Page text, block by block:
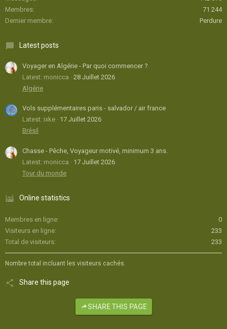
Membres
71 244
Dernier membre
Perdure
Latest posts
Voyager en Algérie - Par quoi commencer ?
Latest: monicca
28 Juillet 2026
Algérie
Vols supplémentaires paris - salvador / air france
Latest: ixke
17 Juillet 2026
Brésil
Chasse - Pêche, Voyageur motivé, minimum 3 ans.
Latest: monicca
17 Juillet 2026
Tour du monde
Online statistics
Membres en ligne
0
Visiteurs en ligne
233
Total de visiteurs
233
Nombre total incluant les visiteurs cachés.
Share this page
SHARE THIS PAGE